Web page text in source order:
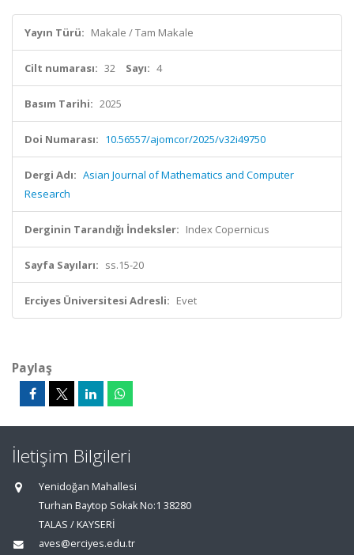
Yayın Türü: Makale / Tam Makale
Cilt numarası: 32 Sayı: 4
Basım Tarihi: 2025
Doi Numarası: 10.56557/ajomcor/2025/v32i49750
Dergi Adı: Asian Journal of Mathematics and Computer
Research
Derginin Tarandığı İndeksler: Index Copernicus
Sayfa Sayıları: ss.15-20
Erciyes Üniversitesi Adresli: Evet
Paylaş
İletişim Bilgileri
Yenidoğan Mahallesi
Turhan Baytop Sokak No:1 38280
TALAS / KAYSERİ
aves@erciyes.edu.tr